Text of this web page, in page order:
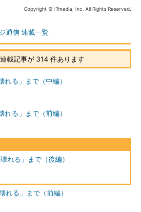
Copyright © ITmedia, Inc. All Rights Reserved.
通信 連載一覧
載記事が 314 件あります
れる」まで（中編）
れる」まで（前編）
壊れる」まで（後編）
れる」まで（前編）